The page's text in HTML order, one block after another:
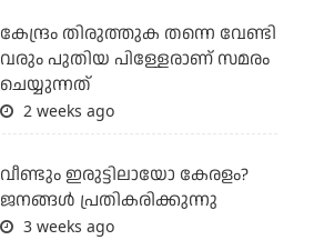
കേന്ദ്രം തിരുത്തുക തന്നെ വേണ്ടി
വരും പുതിയ പിള്ളേരാണ് സമരം
ചെയ്യുന്നത്
2 weeks ago
വീണ്ടും ഇരുട്ടിലായോ കേരളം?
ജനങ്ങൾ പ്രതികരിക്കുന്നു
3 weeks ago